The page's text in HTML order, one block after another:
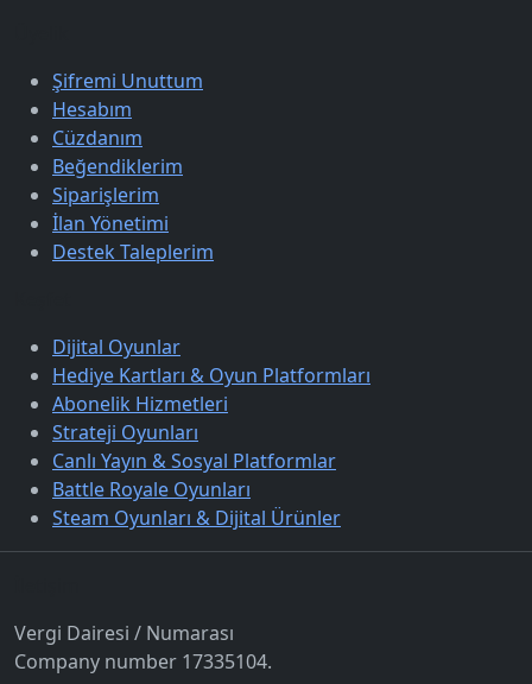
Şifremi Unuttum
Hesabım
Cüzdanım
Beğendiklerim
Siparişlerim
İlan Yönetimi
Destek Taleplerim
Dijital Oyunlar
Hediye Kartları & Oyun Platformları
Abonelik Hizmetleri
Strateji Oyunları
Canlı Yayın & Sosyal Platformlar
Battle Royale Oyunları
Steam Oyunları & Dijital Ürünler
Vergi Dairesi / Numarası
Company number 17335104.